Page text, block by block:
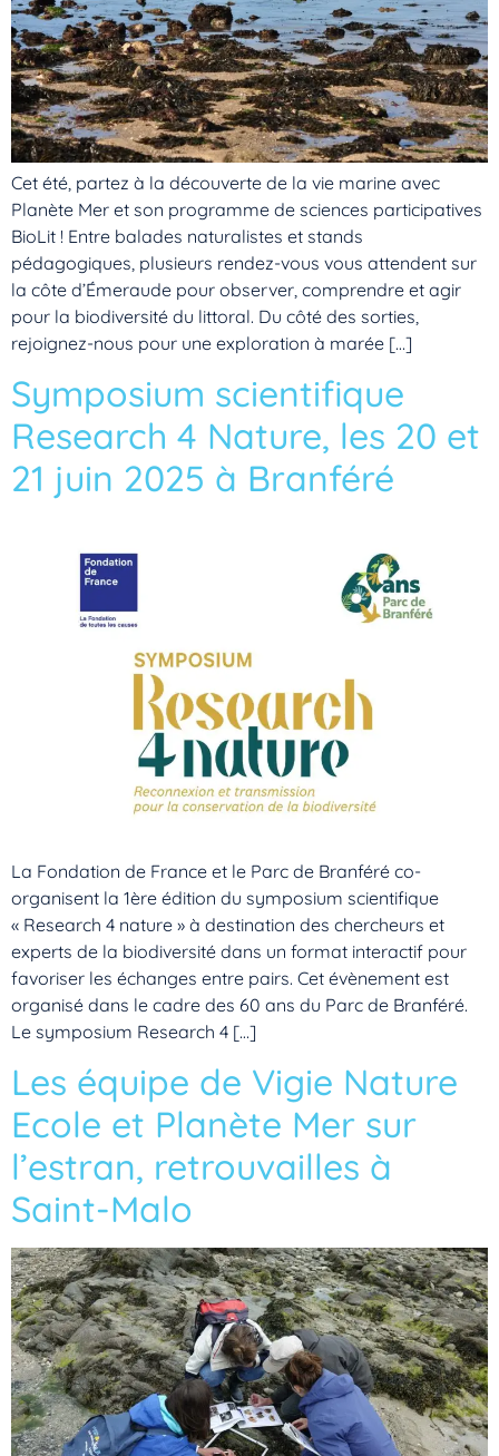
Cet été, partez à la découverte de la vie marine avec
Planète Mer et son programme de sciences participatives
BioLit ! Entre balades naturalistes et stands
pédagogiques, plusieurs rendez-vous vous attendent sur
la côte d’Émeraude pour observer, comprendre et agir
pour la biodiversité du littoral. Du côté des sorties,
rejoignez-nous pour une exploration à marée […]
Symposium scientifique
Research 4 Nature, les 20 et
21 juin 2025 à Branféré
La Fondation de France et le Parc de Branféré co-
organisent la 1ère édition du symposium scientifique
« Research 4 nature » à destination des chercheurs et
experts de la biodiversité dans un format interactif pour
favoriser les échanges entre pairs. Cet évènement est
organisé dans le cadre des 60 ans du Parc de Branféré.
Le symposium Research 4 […]
Les équipe de Vigie Nature
Ecole et Planète Mer sur
l’estran, retrouvailles à
Saint-Malo